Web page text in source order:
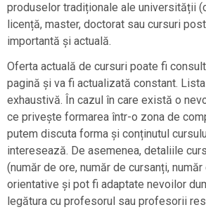
produselor tradiționale ale universității
licență, master, doctorat sau cursuri
importantă și actuală.
Oferta actuală de cursuri poate fi
pagină și va fi actualizată constant.
exhaustivă. În cazul în care există o
ce privește formarea într-o zona de
putem discuta forma și conținutul
interesează. De asemenea, detaliile
(număr de ore, număr de cursanți,
orientative și pot fi adaptate nevoilor
legătura cu profesorul sau profesorii